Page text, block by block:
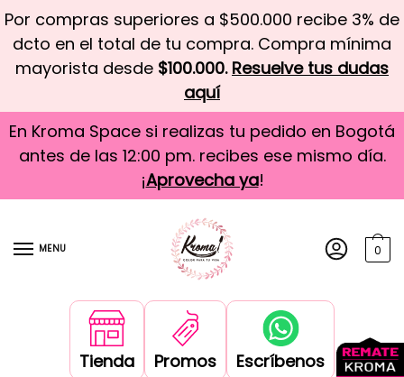
Por compras superiores a $500.000 recibe 3% de
dcto en el total de tu compra. Compra mínima
mayorista desde $100.000. Resuelve tus dudas
aquí
En Kroma Space si realizas tu pedido en Bogotá
antes de las 12:00 pm. recibes ese mismo día.
¡Aprovecha ya!
MENU 0
Tienda Promos Escríbenos